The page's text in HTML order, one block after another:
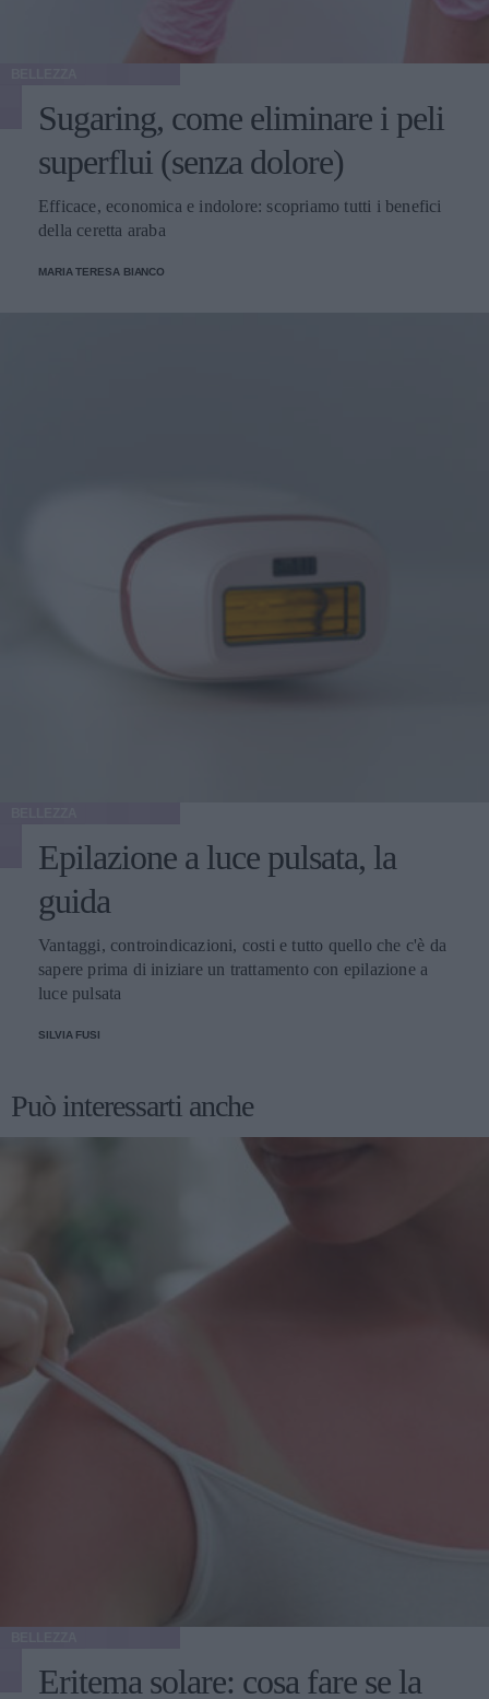
Sugaring, come eliminare i peli
superflui (senza dolore)
Efficace, economica e indolore: scopriamo tutti i benefici
della ceretta araba
MARIA TERESA BIANCO
Epilazione a luce pulsata, la
guida
Vantaggi, controindicazioni, costi e tutto quello che c'è da
sapere prima di iniziare un trattamento con epilazione a
luce pulsata
SILVIA FUSI
Può interessarti anche
Eritema solare: cosa fare se la